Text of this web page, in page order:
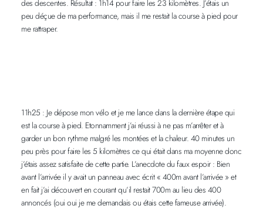
des descentes. Résultat : 1h14 pour faire les 23 kilomètres. J’étais un
peu déçue de ma performance, mais il me restait la course à pied pour
me rattraper.
11h25 : Je dépose mon vélo et je me lance dans la dernière étape qui
est la course à pied. Etonnamment j’ai réussi à ne pas m’arrêter et à
garder un bon rythme malgré les montées et la chaleur. 40 minutes un
peu près pour faire les 5 kilomètres ce qui était dans ma moyenne donc
j’étais assez satisfaite de cette partie. L’anecdote du faux espoir : Bien
avant l’arrivée il y avait un panneau avec écrit « 400m avant l’arrivée » et
en fait j’ai découvert en courant qu’il restait 700m au lieu des 400
annoncés (oui oui je me demandais ou étais cette fameuse arrivée).